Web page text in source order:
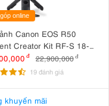
online
Canon EOS R50
Creator Kit RF-S 18-
IS STM
đ 22,900,000 đ
19 đánh giá
khuyến mãi